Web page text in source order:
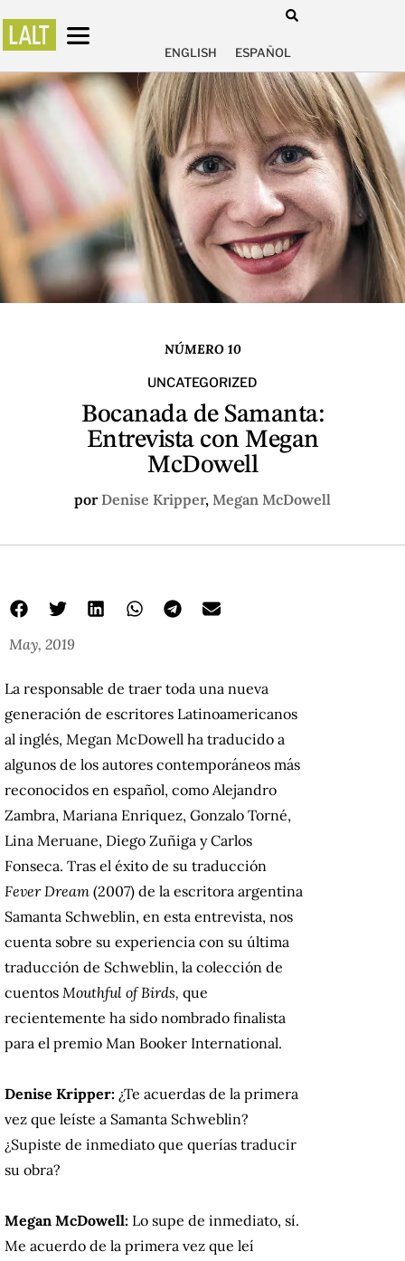
ENGLISH ESPAÑOL
NÚMERO 10
UNCATEGORIZED
Bocanada de Samanta:
Entrevista con Megan
McDowell
por Denise Kripper, Megan McDowell
May, 2019
La responsable de traer toda una nueva
generación de escritores Latinoamericanos
al inglés, Megan McDowell ha traducido a
algunos de los autores contemporáneos más
reconocidos en español, como Alejandro
Zambra, Mariana Enriquez, Gonzalo Torné,
Lina Meruane, Diego Zuñiga y Carlos
Fonseca. Tras el éxito de su traducción
Fever Dream (2007) de la escritora argentina
Samanta Schweblin, en esta entrevista, nos
cuenta sobre su experiencia con su última
traducción de Schweblin, la colección de
cuentos Mouthful of Birds, que
recientemente ha sido nombrado finalista
para el premio Man Booker International.
Denise Kripper: ¿Te acuerdas de la primera
vez que leíste a Samanta Schweblin?
¿Supiste de inmediato que querías traducir
su obra?
Megan McDowell: Lo supe de inmediato, sí.
Me acuerdo de la primera vez que leí